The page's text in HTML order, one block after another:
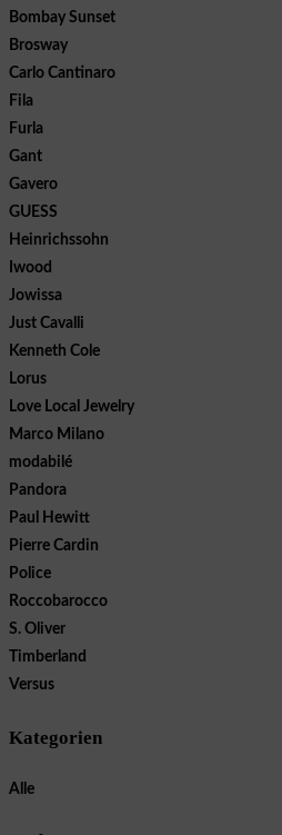
Bombay Sunset
Brosway
Carlo Cantinaro
Fila
Furla
Gant
Gavero
GUESS
Heinrichssohn
Iwood
Jowissa
Just Cavalli
Kenneth Cole
Lorus
Love Local Jewelry
Marco Milano
modabilé
Pandora
Paul Hewitt
Pierre Cardin
Police
Roccobarocco
S. Oliver
Timberland
Versus
Kategorien
Alle